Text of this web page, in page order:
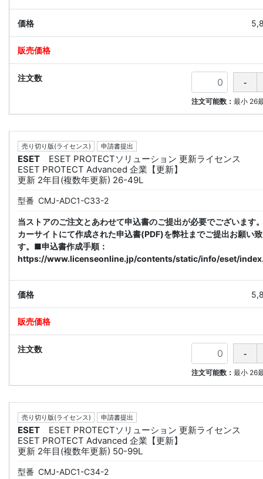
注文可能数： 最小 26
売り切り版(ライセンス) 申請書提出
ESET
ESET PROTECTソリューション 更新ライセンス
ESET PROTECT Advanced 企業【更新】
更新 2年目(複数年更新) 26-49L
型番 CMJ-ADC1-C33-2
当ストアのご注文とあわせて申込書のご提出が必要でございます
カーサイトにて作成された申込書(PDF)を弊社までご提出お願い
す。■申込書作成手順：
https://www.licenseonline.jp/contents/static/info/eset/
注文可能数： 最小 26
売り切り版(ライセンス) 申請書提出
ESET
ESET PROTECTソリューション 更新ライセンス
ESET PROTECT Advanced 企業【更新】
更新 2年目(複数年更新) 50-99L
型番 CMJ-ADC1-C34-2